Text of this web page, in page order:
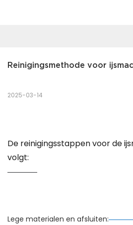
Reinigingsmethode voor
2025-03-14
De reinigingsstappen voor de
volgt:
Lege materialen en afsluiten: